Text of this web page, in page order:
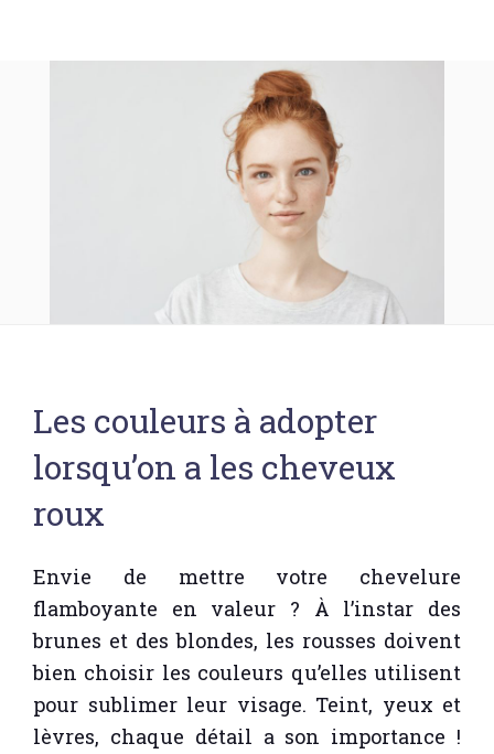
Les couleurs à adopter
lorsqu’on a les cheveux
roux
Envie de mettre votre chevelure
flamboyante en valeur ? À l’instar des
brunes et des blondes, les rousses doivent
bien choisir les couleurs qu’elles utilisent
pour sublimer leur visage. Teint, yeux et
lèvres, chaque détail a son importance !